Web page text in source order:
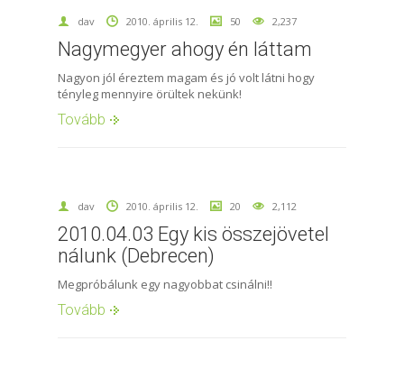
dav 2010. április 12. 50 2,237
Nagymegyer ahogy én láttam
Nagyon jól éreztem magam és jó volt látni hogy
tényleg mennyire örültek nekünk!
Tovább
dav 2010. április 12. 20 2,112
2010.04.03 Egy kis összejövetel
nálunk (Debrecen)
Megpróbálunk egy nagyobbat csinálni!!
Tovább